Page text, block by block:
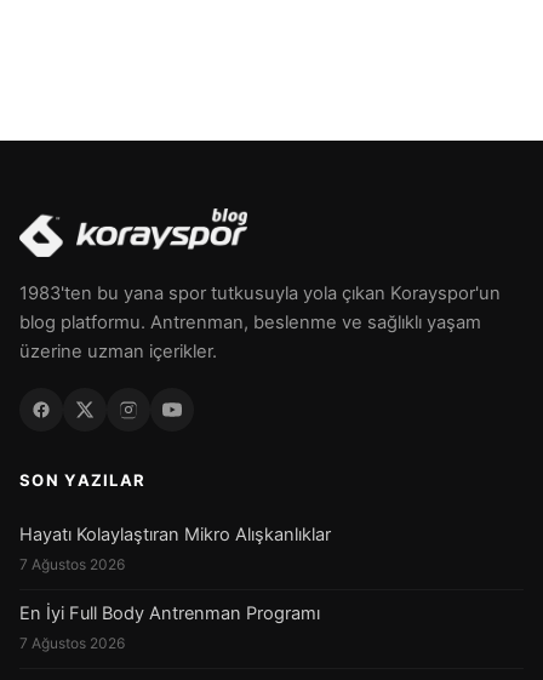
1983'ten bu yana spor tutkusuyla yola çıkan Korayspor'un
blog platformu. Antrenman, beslenme ve sağlıklı yaşam
üzerine uzman içerikler.
SON YAZILAR
Hayatı Kolaylaştıran Mikro Alışkanlıklar
7 Ağustos 2026
En İyi Full Body Antrenman Programı
7 Ağustos 2026